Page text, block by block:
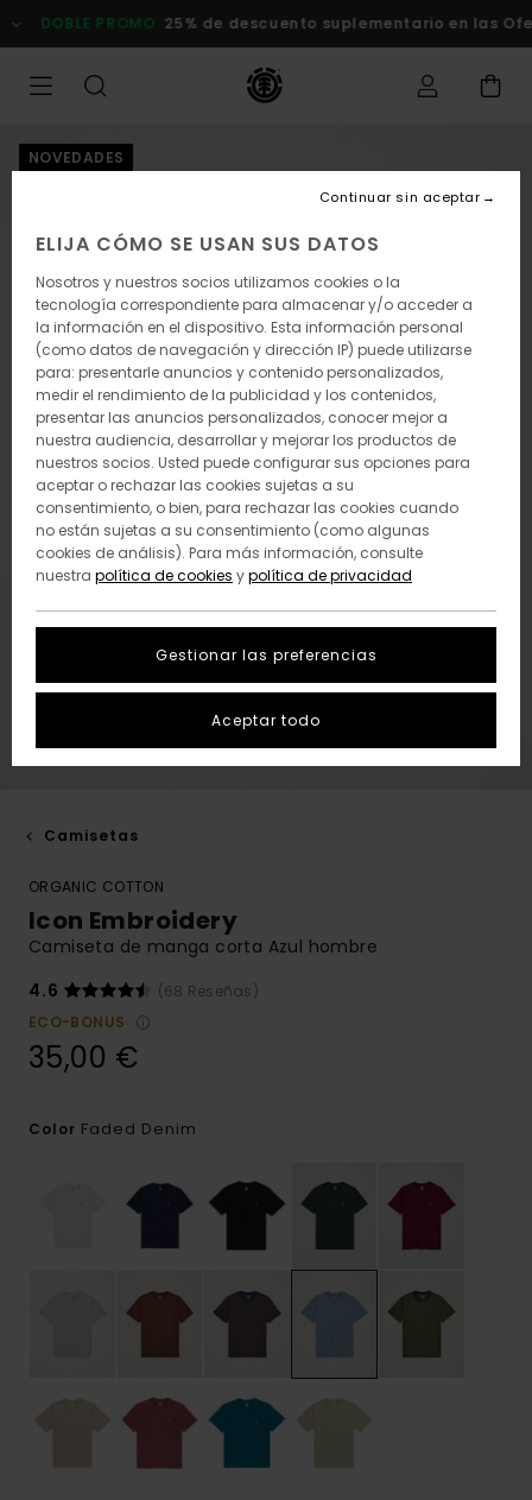
la
DOBLE PROMO 25% de descuento suplementario en las
NOVEDADES
Camisetas
ORGANIC COTTON
Icon Embroidery
Camiseta de manga corta Azul hombre
4.6
(68 Reseñas)
ECO-BONUS
35,00 €
Color Faded Denim
ELIJA CÓMO SE USAN SUS DATOS
Nosotros y nuestros socios utilizamos cookies o la
tecnología correspondiente para almacenar y/o acceder a
la información en el dispositivo. Esta información personal
(como datos de navegación y dirección IP) puede utilizarse
para: presentarle anuncios y contenido personalizados,
medir el rendimiento de la publicidad y los contenidos,
presentar las anuncios personalizados, conocer mejor a
nuestra audiencia, desarrollar y mejorar los productos de
nuestros socios. Usted puede configurar sus opciones para
aceptar o rechazar las cookies sujetas a su
consentimiento, o bien, para rechazar las cookies cuando
no están sujetas a su consentimiento (como algunas
cookies de análisis). Para más información, consulte
nuestra política de cookies ypolítica de privacidad
Gestionar las preferencias
Continuar sin aceptar
Aceptar todo